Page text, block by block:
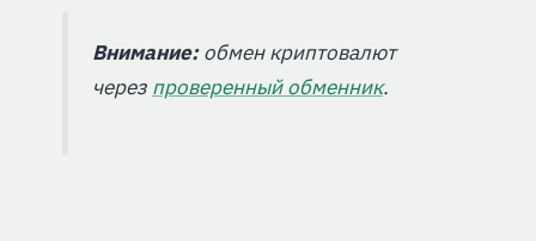
Внимание:обмен криптовалют
через проверенный обменник.